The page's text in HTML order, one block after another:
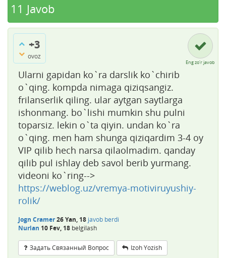
11 Javob
+3
ovoz
Eng zo'r javob
Ularni gapidan ko`ra darslik ko`chirib
o`qing. kompda nimaga qiziqsangiz.
frilanserlik qiling. ular aytgan saytlarga
ishonmang. bo`lishi mumkin shu pulni
toparsiz. lekin o`ta qiyin. undan ko`ra
o`qing. men ham shunga qiziqardim 3-4 oy
VIP qilib hech narsa qilaolmadim. qanday
qilib pul ishlay deb savol berib yurmang.
videoni ko`ring-->
https://weblog.uz/vremya-motiviruyushiy-
rolik/
Jogn Cramer26 Yan, 18 javob berdi
Nurlan 10 Fev, 18 belgilash
Задать Связанный Вопрос Izoh Yozish